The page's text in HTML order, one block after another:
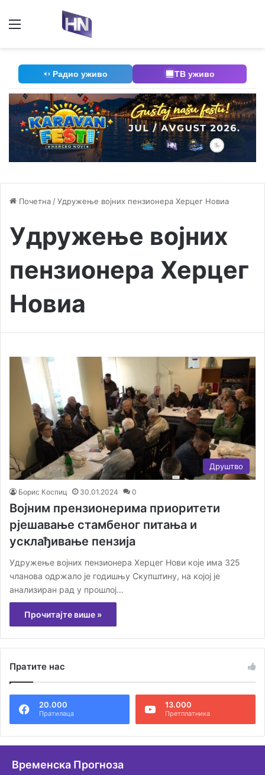
Радио уживо ТВ уживо
Почетна /Удружење војних пензионера Херцег Новиа
Удружење војних
пензионера Херцег
Новиа
Друштво
Борис Коспиц 30.01.2024 0
Војним прензионерима приоритети
рјешавање стамбеног питања и
усклађивање пензија
Удружење војних пензионера Херцег Нови које има 325
чланова одржало је годишњу Скупштину, на којој је
анализиран рад у прошлој…
Прочитајте више »
Пратите нас
20.000
Пратилаца
13.000
Претплатника
Временска Прогноза